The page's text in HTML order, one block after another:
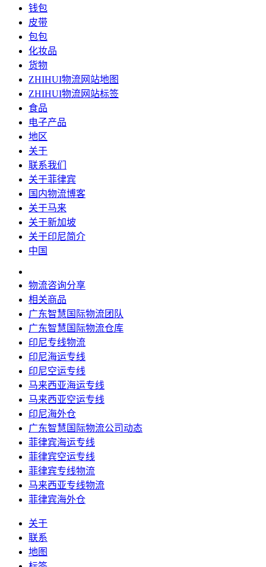
钱包
皮带
包包
化妆品
货物
ZHIHUI物流网站地图
ZHIHUI物流网站标签
食品
电子产品
地区
关于
联系我们
关于菲律宾
国内物流博客
关于马来
关于新加坡
关于印尼简介
中国
物流咨询分享
相关商品
广东智慧国际物流团队
广东智慧国际物流仓库
印尼专线物流
印尼海运专线
印尼空运专线
马来西亚海运专线
马来西亚空运专线
印尼海外仓
广东智慧国际物流公司动态
菲律宾海运专线
菲律宾空运专线
菲律宾专线物流
马来西亚专线物流
菲律宾海外仓
关于
联系
地图